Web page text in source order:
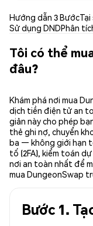
Hướng dẫn 3 Bước
Sử dụng DNDPhân
Tôi có thể
đâu?
Khám phá nơi mua
dịch tiền điện tử an
giản này cho phép
thẻ ghi nợ, chuyển
ba — không giới hạn
tố (2FA), kiểm toán
nơi an toàn nhất để
mua DungeonSwap
Bước 1.